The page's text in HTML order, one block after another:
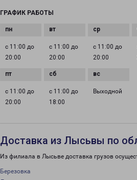
ГРАФИК РАБОТЫ
с 11:00 до
20:00
с 11:00 до
20:00
с 11:00 до
20:00
с 11:00 до
20:00
с 11:00 до
18:00
Выходной
Доставка из Лысьвы по
Из филиала в Лысьве доставка грузов
Березовка